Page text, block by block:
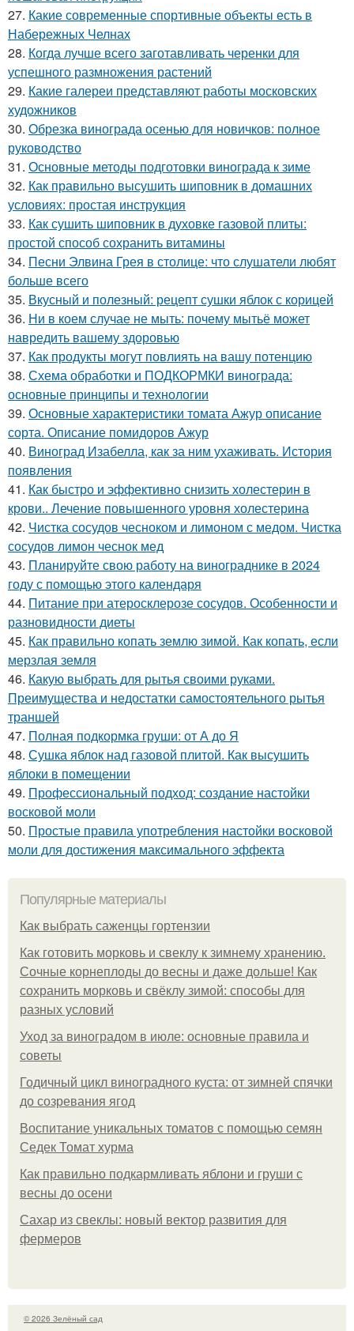
27. Какие современные спортивные объекты есть в
Набережных Челнах
28. Когда лучше всего заготавливать черенки для
успешного размножения растений
29. Какие галереи представляют работы московских
художников
30. Обрезка винограда осенью для новичков: полное
руководство
31. Основные методы подготовки винограда к зиме
32. Как правильно высушить шиповник в домашних
условиях: простая инструкция
33. Как сушить шиповник в духовке газовой плиты:
простой способ сохранить витамины
34. Песни Элвина Грея в столице: что слушатели любят
больше всего
35. Вкусный и полезный: рецепт сушки яблок с корицей
36. Ни в коем случае не мыть: почему мытьё может
навредить вашему здоровью
37. Как продукты могут повлиять на вашу потенцию
38. Схема обработки и ПОДКОРМКИ винограда:
основные принципы и технологии
39. Основные характеристики томата Ажур описание
сорта. Описание помидоров Ажур
40. Виноград Изабелла, как за ним ухаживать. История
появления
41. Как быстро и эффективно снизить холестерин в
крови.. Лечение повышенного уровня холестерина
42. Чистка сосудов чесноком и лимоном с медом. Чистка
сосудов лимон чеснок мед
43. Планируйте свою работу на винограднике в 2024
году с помощью этого календаря
44. Питание при атеросклерозе сосудов. Особенности и
разновидности диеты
45. Как правильно копать землю зимой. Как копать, если
мерзлая земля
46. Какую выбрать для рытья своими руками.
Преимущества и недостатки самостоятельного рытья
траншей
47. Полная подкормка груши: от А до Я
48. Сушка яблок над газовой плитой. Как высушить
яблоки в помещении
49. Профессиональный подход: создание настойки
восковой моли
50. Простые правила употребления настойки восковой
моли для достижения максимального эффекта
Популярные материалы
Как выбрать саженцы гортензии
Как готовить морковь и свеклу к зимнему хранению.
Сочные корнеплоды до весны и даже дольше! Как
сохранить морковь и свёклу зимой: способы для
разных условий
Уход за виноградом в июле: основные правила и
советы
Годичный цикл виноградного куста: от зимней спячки
до созревания ягод
Воспитание уникальных томатов с помощью семян
Седек Томат хурма
Как правильно подкармливать яблони и груши с
весны до осени
Сахар из свеклы: новый вектор развития для
фермеров
© 2026 Зелёный сад